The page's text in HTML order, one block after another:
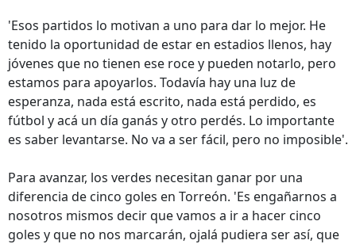
'Esos partidos lo motivan a uno para dar lo mejor. He
tenido la oportunidad de estar en estadios llenos, hay
jóvenes que no tienen ese roce y pueden notarlo, pero
estamos para apoyarlos. Todavía hay una luz de
esperanza, nada está escrito, nada está perdido, es
fútbol y acá un día ganás y otro perdés. Lo importante
es saber levantarse. No va a ser fácil, pero no imposible'.
Para avanzar, los verdes necesitan ganar por una
diferencia de cinco goles en Torreón. 'Es engañarnos a
nosotros mismos decir que vamos a ir a hacer cinco
goles y que no nos marcarán, ojalá pudiera ser así, que